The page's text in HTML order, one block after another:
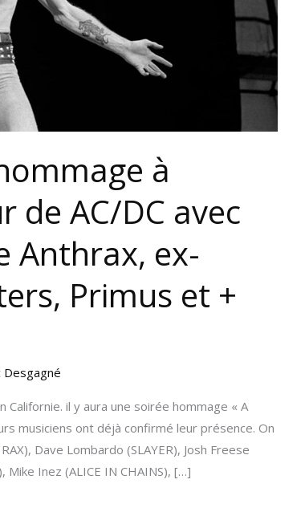
à
de AC/DC avec
Anthrax, ex-
Primus et +
Desgagné
Californie. il y aura une soirée hommage « A
musiciens ont déjà confirmé leur présence. On
Dave Lombardo (SLAYER), Josh Freese
Mike Inez (ALICE IN CHAINS), […]